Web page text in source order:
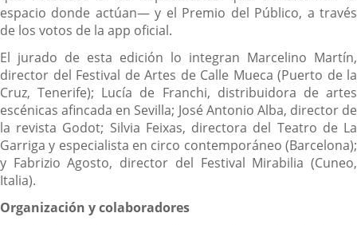
espacio donde actúan— y el Premio del Público, a través
de los votos de la app oficial.
El jurado de esta edición lo integran Marcelino Martín,
director del Festival de Artes de Calle Mueca (Puerto de la
Cruz, Tenerife); Lucía de Franchi, distribuidora de artes
escénicas afincada en Sevilla; José Antonio Alba, director de
la revista Godot; Silvia Feixas, directora del Teatro de La
Garriga y especialista en circo contemporáneo (Barcelona);
y Fabrizio Agosto, director del Festival Mirabilia (Cuneo,
Italia).
Organización y colaboradores